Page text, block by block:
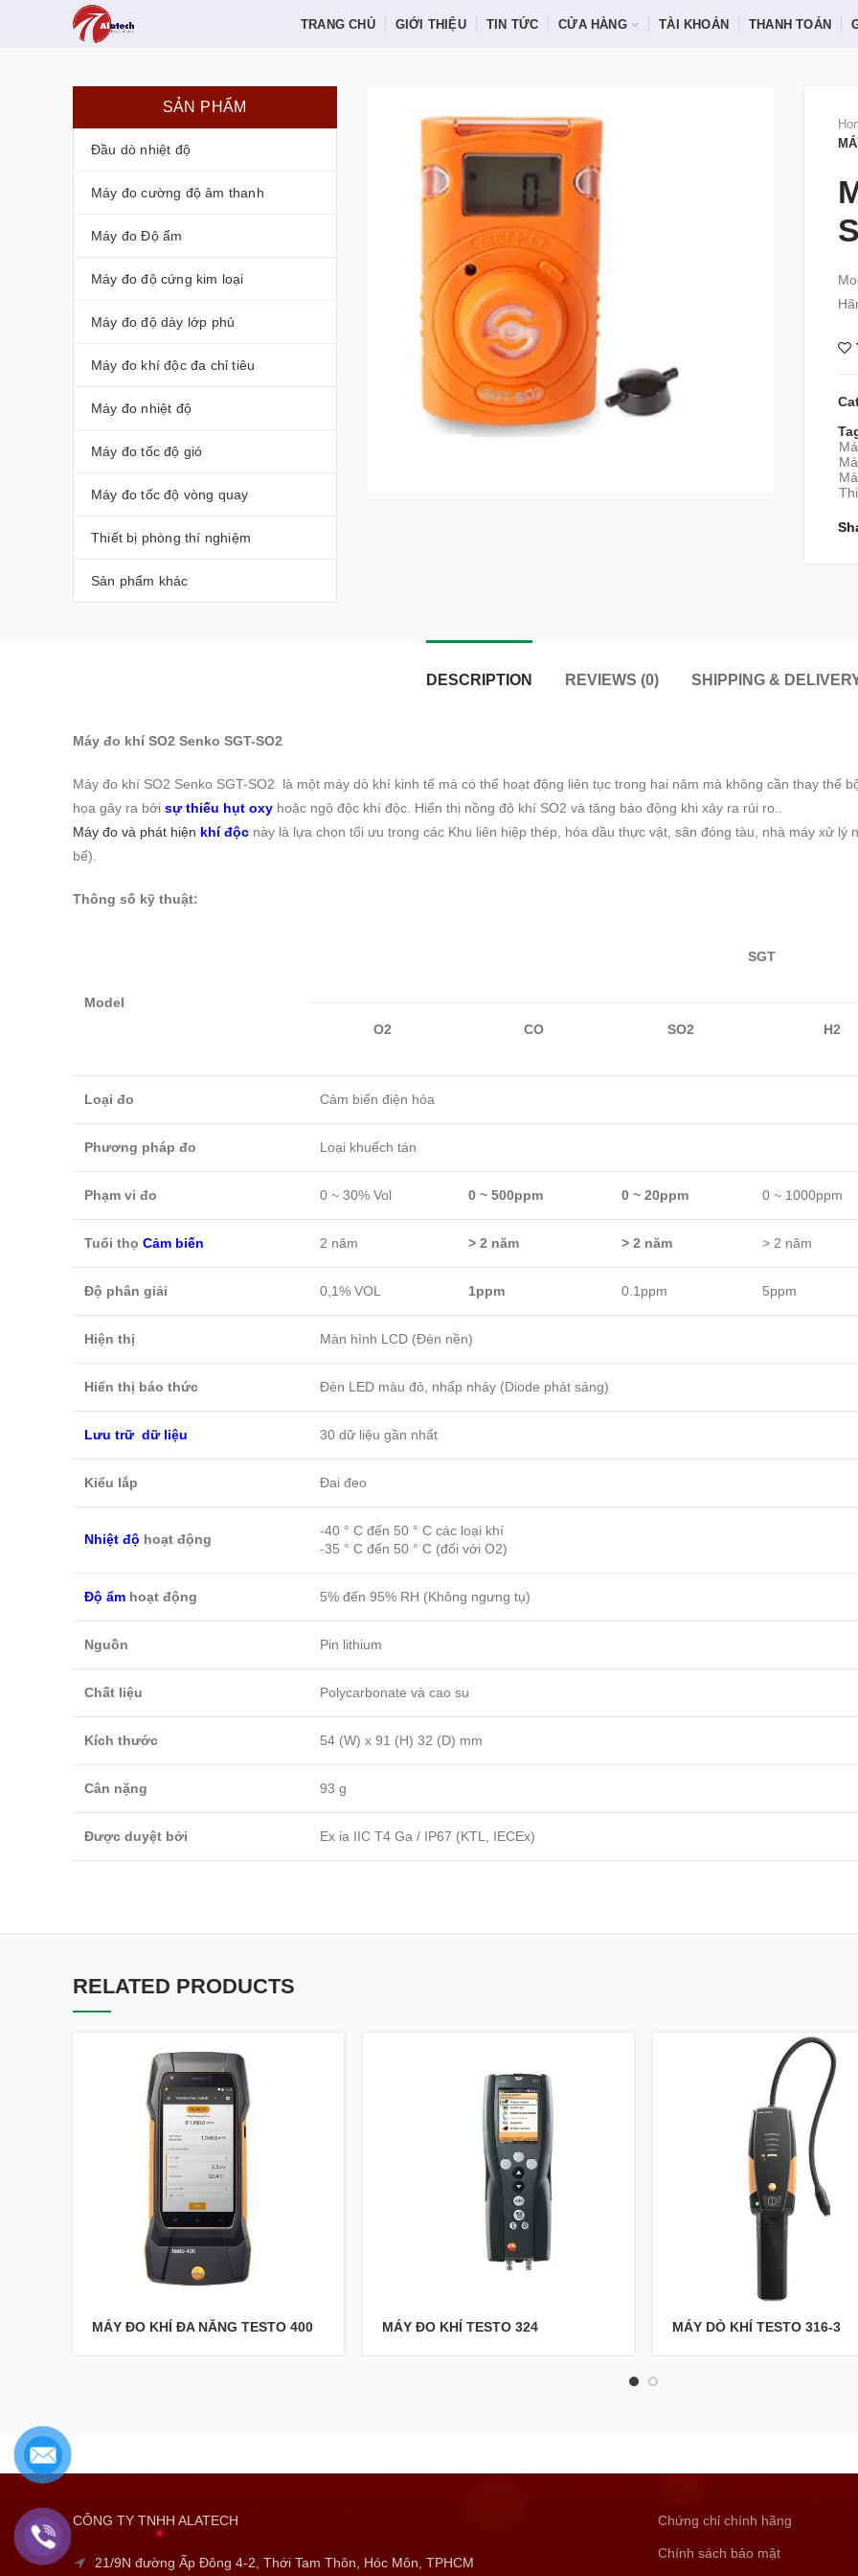
TRANG CHỦ GIỚI THIỆU TIN TỨC CỬA HÀNG TÀI KHOẢN THANH TOÁN
SẢN PHẨM
Đầu dò nhiệt độ
Máy đo cường độ âm thanh
Máy đo Độ ẩm
Máy đo độ cứng kim loại
Máy đo độ dày lớp phủ
Máy đo khí độc đa chỉ tiêu
Máy đo nhiệt độ
Máy đo tốc độ gió
Máy đo tốc độ vòng quay
Thiết bị phòng thí nghiệm
Sản phẩm khác
DESCRIPTION REVIEWS (0) SHIPPING &
Máy đo khí SO2 Senko SGT-SO2
Máy đo khí SO2 Senko SGT-SO2 là một máy dò khí kinh tế mà có thể hoạt động liên tục trong hai năm mà không cần thay thế
họa gây ra bởi sự thiếu hụt oxy hoặc ngộ độc khí độc. Hiển thị nồng độ khí SO2 và tăng báo động khi xảy ra rủi ro..
Máy đo và phát hiện khí độc này là lựa chọn tối ưu trong các Khu liên hiệp thép, hóa dầu thực vật, sân đóng tàu, nhà máy xử
bể).
Thông số kỹ thuật:
Model
SGT
O2 CO SO2 H2
Loại đo Cảm biến điện hóa
Phương pháp đo Loại khuếch tán
Phạm vi đo 0 ~ 30% Vol 0 ~ 500ppm 0 ~ 20ppm 0 ~ 1000ppm
Tuổi thọ Cảm biến 2 năm > 2 năm > 2 năm > 2 năm
Độ phân giải 0,1% VOL 1ppm 0.1ppm 5ppm
Hiện thị Màn hình LCD (Đèn nền)
Hiển thị báo thức Đèn LED màu đỏ, nhấp nháy (Diode phát sáng)
Lưu trữ dữ liệu 30 dữ liệu gần nhất
Kiểu lắp Đai đeo
Nhiệt độ hoạt động
-40 ° C đến 50 ° C các loại khí
-35 ° C đến 50 ° C (đối với O2)
Độ ẩm hoạt động 5% đến 95% RH (Không ngưng tụ)
Nguồn Pin lithium
Chất liệu Polycarbonate và cao su
Kích thước 54 (W) x 91 (H) 32 (D) mm
Cân nặng 93 g
Được duyệt bởi Ex ia IIC T4 Ga / IP67 (KTL, IECEx)
RELATED PRODUCTS
MÁY ĐO KHÍ ĐA NĂNG TESTO 400 MÁY ĐO KHÍ TESTO 324 MÁY DÒ KHÍ TESTO 316-3
CÔNG TY TNHH ALATECH
21/9N đường Ấp Đông 4-2, Thới Tam Thôn, Hóc Môn, TPHCM
Chứng chỉ chính hãng
Chính sách bảo mật